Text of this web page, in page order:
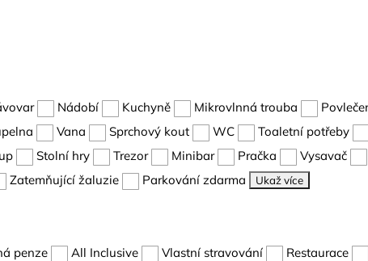
Nádobí Kuchyně Mikrovlnná trouba
Vana Sprchový kout WC Toaletní potřeby
Stolní hry Trezor Minibar Pračka Vysavač
Zatemňující žaluzie Parkování zdarma Ukaž více
penze All Inclusive Vlastní stravování Restaurace